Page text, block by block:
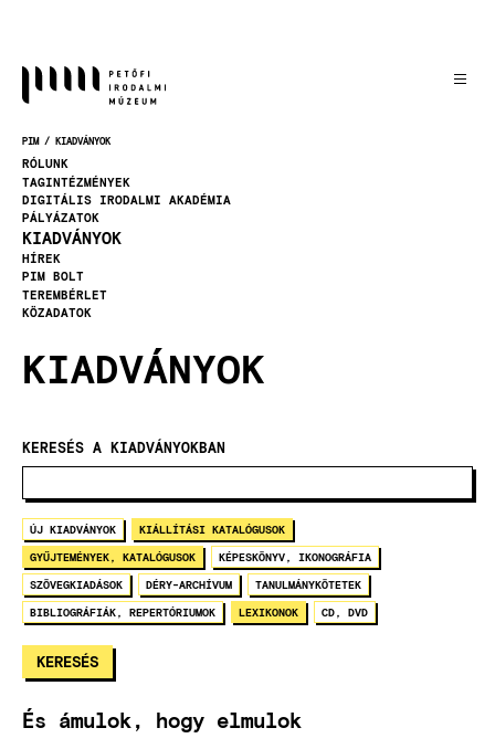
MORZSA
PIM KIADVÁNYOK
RÓLUNK
TAGINTÉZMÉNYEK
DIGITÁLIS IRODALMI AKADÉMIA
PÁLYÁZATOK
KIADVÁNYOK
HÍREK
PIM BOLT
TEREMBÉRLET
KÖZADATOK
KIADVÁNYOK
KERESÉS A KIADVÁNYOKBAN
ÚJ KIADVÁNYOK KIÁLLÍTÁSI KATALÓGUSOK
GYŰJTEMÉNYEK, KATALÓGUSOK KÉPESKÖNYV, IKONOGRÁFIA
SZÖVEGKIADÁSOK DÉRY-ARCHÍVUM TANULMÁNYKÖTETEK
BIBLIOGRÁFIÁK, REPERTÓRIUMOK LEXIKONOK CD, DVD
És ámulok, hogy elmulok